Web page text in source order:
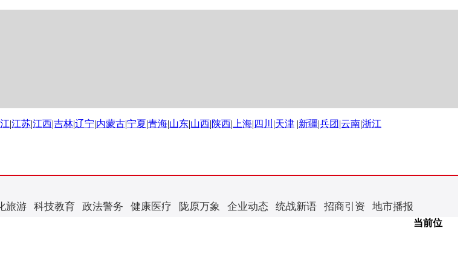
|江苏|江西|吉林|辽宁|内蒙古|宁夏|青海|山东|山西|陕西| 上海| 四川 |天津 |新疆|兵团 |云南|浙江
旅游 科技教育 政法警务 健康医疗 陇原万象 企业动态 统战新语 招商引资 地市播报
当前位